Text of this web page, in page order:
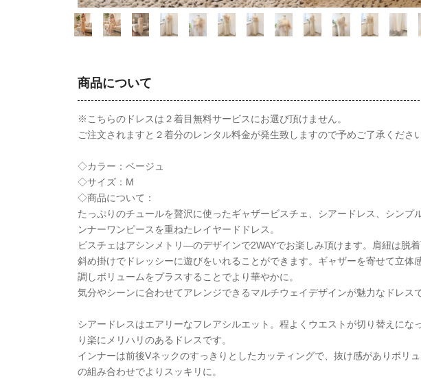
商品について
※こちらのドレスは２着目無料サービスにお選び頂けません。
ご注文されますと２着分のレンタル料金が発生致しますので予めご了承ください
◇カラー：ベージュ
◇サイズ：M
◇商品について：
たっぷりのチュールを贅沢に使ったギャザービスチェ、シアードレス、シンプ
ンナーワンピースを重ねたレイヤードドレス。
ビスチェはアシンメトリ―のデザインで2WAYでお楽しみ頂けます。肩紐は脱
斜め掛けでドレッシーに遊びをいれることができます。ギャザーを寄せて立体
調しボリュームをプラスすることでより華やかに。
気分やシーンに合わせてアレンジできるマルチウェイデザインが魅力なドレスで
シアードレスはエアリーなフレアシルエット。程よくウエストが切り替えにな
り楽にメリハリのあるドレスです。
インナーは前後Vネックのすっきりとしたカッティングで、抜け感がありボリュ
の組み合わせでよりスッキリに。